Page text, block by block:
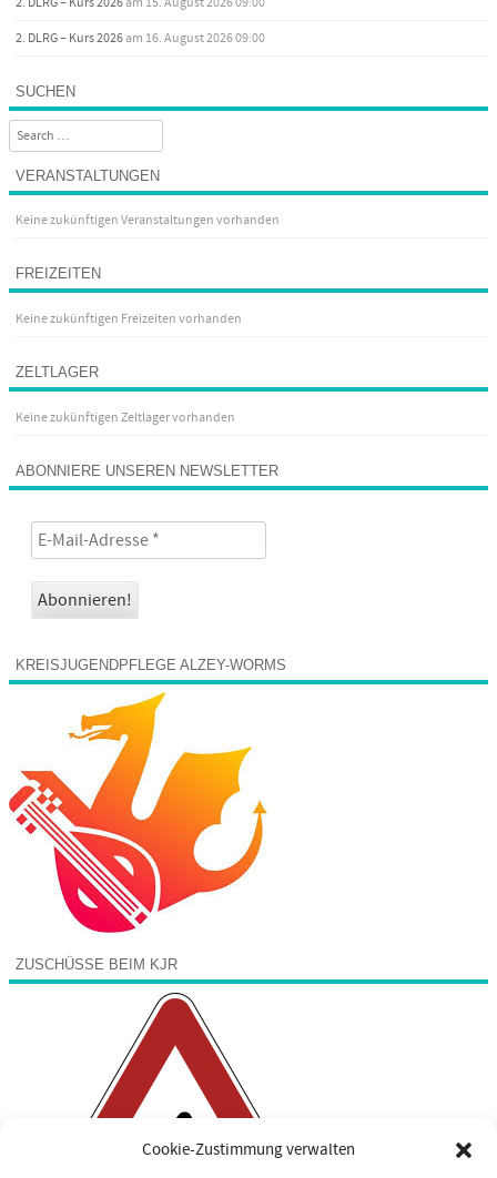
Cookie-Zustimmung verwalten
2. DLRG – Kurs 2026am 16. August 2026 09:00
SUCHEN
Search
VERANSTALTUNGEN
Keine zukünftigen Veranstaltungen vorhanden
FREIZEITEN
Keine zukünftigen Freizeiten vorhanden
ZELTLAGER
Keine zukünftigen Zeltlager vorhanden
ABONNIERE UNSEREN NEWSLETTER
KREISJUGENDPFLEGE ALZEY-WORMS
ZUSCHÜSSE BEIM KJR